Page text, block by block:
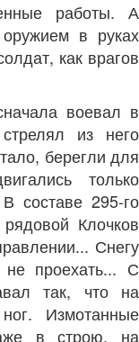
работы. А
в руках
как врагов
воевал в
из него
берегли для
только
составе 295-го
Клочков
Снегу
проехать... С
так, что на
Измотанные
в строю, на